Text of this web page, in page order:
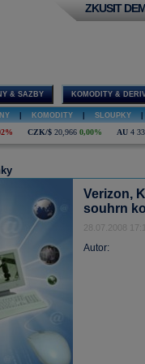
ZKUSIT
& SAZBY KOMODITY &
KOMODITY SLOUPKY
CZK/$ 20,966 0,00% AU 4
Verizon,
souhrn
28.07.2008
Autor: